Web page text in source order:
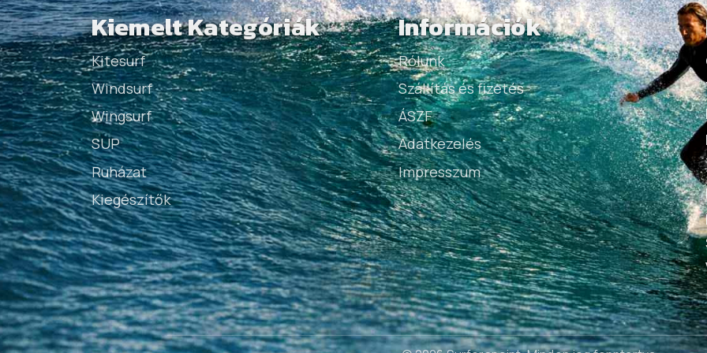
Kiemelt Kategóriák
Kitesurf
Windsurf
Wingsurf
SUP
Ruházat
Kiegészítők
Információk
Rólunk
Szállítás és fizetés
ÁSZF
Adatkezelés
Impresszum